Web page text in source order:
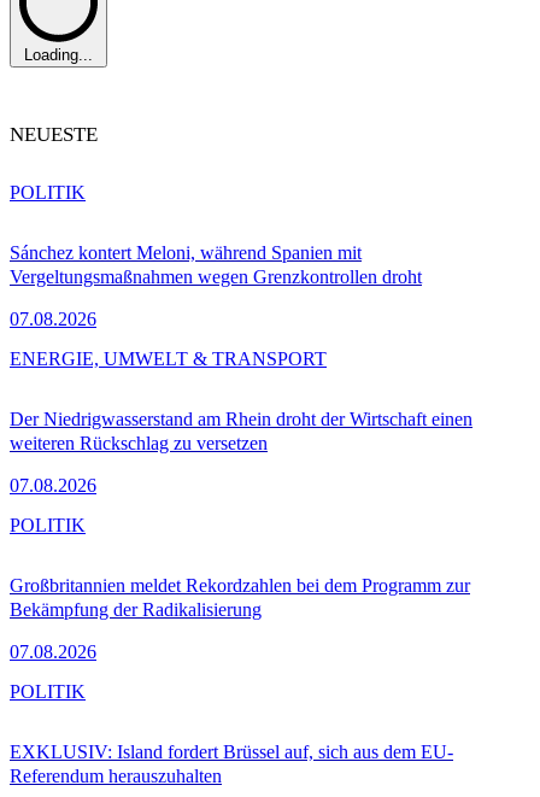
Loading...
NEUESTE
Sánchez kontert Meloni, während Spanien mit
Vergeltungsmaßnahmen wegen Grenzkontrollen droht
07.08.2026
POLITIK
Der Niedrigwasserstand am Rhein droht der Wirtschaft einen
weiteren Rückschlag zu versetzen
07.08.2026
ENERGIE, UMWELT & TRANSPORT
Großbritannien meldet Rekordzahlen bei dem Programm zur
Bekämpfung der Radikalisierung
07.08.2026
POLITIK
EXKLUSIV: Island fordert Brüssel auf, sich aus dem EU-
Referendum herauszuhalten
POLITIK